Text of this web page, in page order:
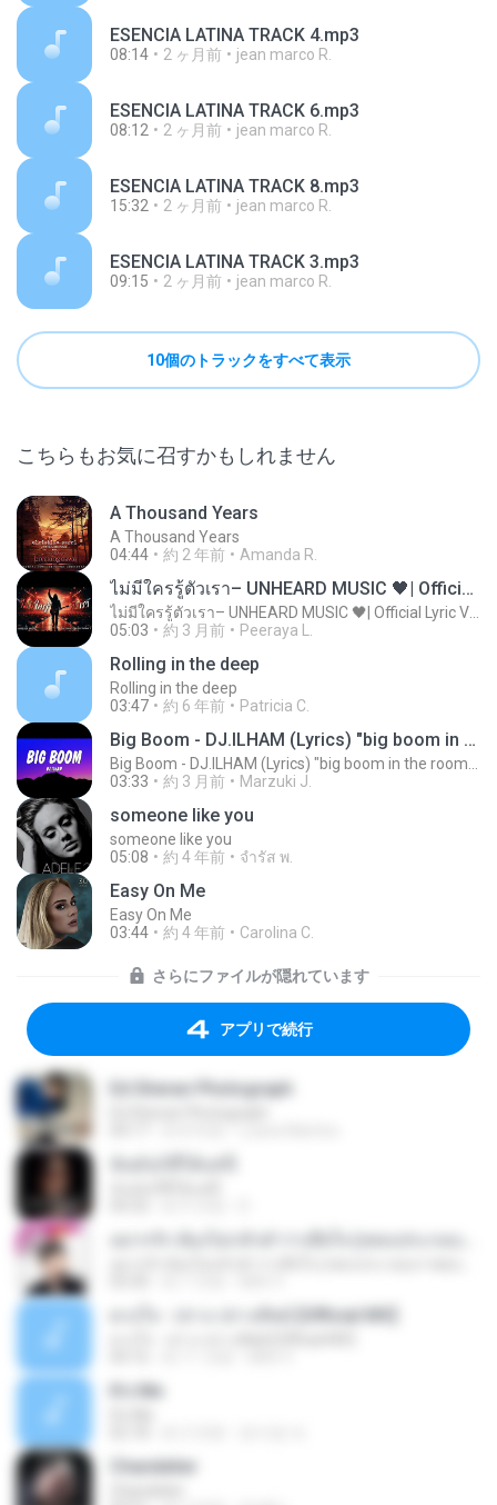
ESENCIA LATINA TRACK 4.mp3
08:14 2 ヶ月前 jean marco R.
ESENCIA LATINA TRACK 6.mp3
08:12 2 ヶ月前 jean marco R.
ESENCIA LATINA TRACK 8.mp3
15:32 2 ヶ月前 jean marco R.
ESENCIA LATINA TRACK 3.mp3
09:15 2 ヶ月前 jean marco R.
10個のトラックをすべて表示
こちらもお気に召すかもしれません
A Thousand Years
A Thousand Years
04:44
約 2 年前 Amanda R.
ไม่มีใครรู้ตัวเรา– UNHEARD MUSIC 🖤| Official Lyric Video | เพลงสู้ชีวิต
05:03
約 3 月前 Peeraya L.
Rolling in the deep
Rolling in the deep
03:47
約 6 年前 Patricia C.
Big Boom - DJ.ILHAM (Lyrics) "big boom in the room i go kaboom"
03:33
約 3 月前 Marzuki J.
someone like you
someone like you
05:08
約 4 年前 จํารัส พ.
Easy On Me
Easy On Me
03:44
約 4 年前 Carolina C.
さらにファイルが隠れています
アプリで続行
Ed Sheran Photograph
ดวงใจ - ปราง ปรางทิพย์ [Official MV]
It′s Me
Chandelier